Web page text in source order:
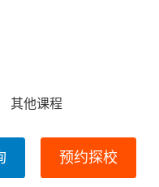
其他课程
预约探校